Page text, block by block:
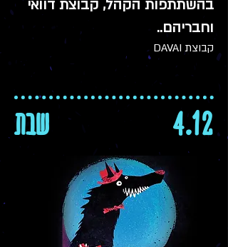
בהשתתפות הקהל, קבוצת דוואי
וחבריהם..
קבוצת DAVAI
שבת 4.12